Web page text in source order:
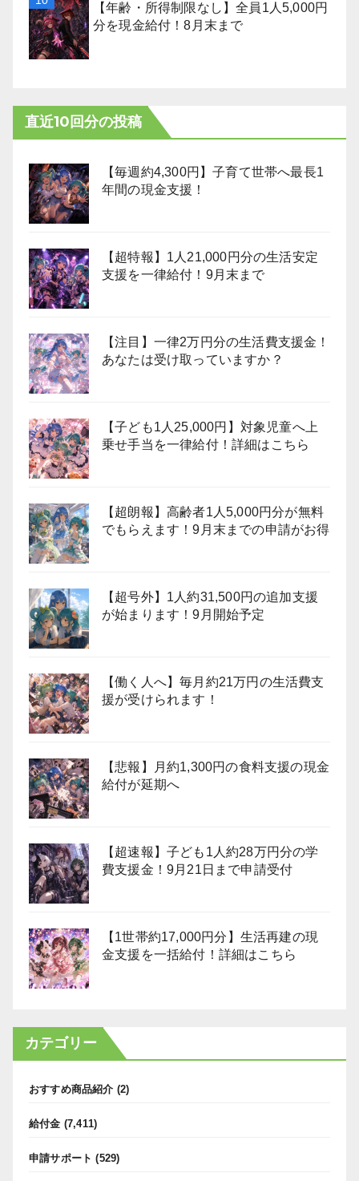
【年齢・所得制限なし】全員1人5,000円
分を現金給付！8月末まで
直近10回分の投稿
【毎週約4,300円】子育て世帯へ最長1
年間の現金支援！
【超特報】1人21,000円分の生活安定
支援を一律給付！9月末まで
【注目】一律2万円分の生活費支援金！
あなたは受け取っていますか？
【子ども1人25,000円】対象児童へ上
乗せ手当を一律給付！詳細はこちら
【超朗報】高齢者1人5,000円分が無料
でもらえます！9月末までの申請がお得
【超号外】1人約31,500円の追加支援
が始まります！9月開始予定
【働く人へ】毎月約21万円の生活費支
援が受けられます！
【悲報】月約1,300円の食料支援の現金
給付が延期へ
【超速報】子ども1人約28万円分の学
費支援金！9月21日まで申請受付
【1世帯約17,000円分】生活再建の現
金支援を一括給付！詳細はこちら
カテゴリー
おすすめ商品紹介 (2)
給付金 (7,411)
申請サポート (529)